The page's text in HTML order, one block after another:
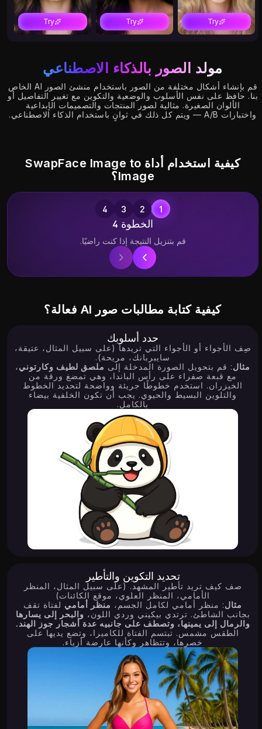
Try
Try
Try
3.89K
Try
5.24K
17.54K
Try
Try
0.94K
Try
11.60K
16.43K
4.46K
مولد الصور بالذكاء الاصطناعي
قم بإنشاء أشكال مختلفة من الصور باستخدام منشئ الصور AI الخاص
بنا. حافظ على نفس الأسلوب والوضعية والتكوين مع تغيير التفاصيل أو
الألوان الصغيرة. مثالية لصور المنتجات والتصميمات الإبداعية
واختبارات A/B — ويتم كل ذلك في ثوانٍ باستخدام الذكاء الاصطناعي.
كيفية استخدام أداة SwapFace Image to
Image؟
الخطوة 4
قم بتنزيل النتيجة إذا كنت راضيًا.
كيفية كتابة مطالبات صور AI فعالة؟
حدد أسلوبك
صِف الأجواء أو الأجواء التي تريدها (على سبيل المثال، عتيقة،
سايبربانك، مريحة).
مثال: قم بتحويل الصورة المدخلة إلى ملصق لطيف وكارتوني،
مع قبعة صفراء على رأس الباندا، وهي تمضغ ورقة من
الخيزران. استخدم خطوطًا جريئة وواضحة لتحديد الخطوط
والتلوين البسيط والحيوي. يجب أن تكون الخلفية بيضاء
بالكامل.
تحديد التكوين والتأطير
صف كيف تريد تأطير المشهد. (على سبيل المثال، المنظر
الأمامي، المنظر العلوي، موقع الكائنات)
مثال: منظر أمامي لكامل الجسم، منظر أمامي لفتاة تقف
بجانب الشاطئ. ترتدي بيكيني وردي اللون، والبحر إلى يسارها
والرمال إلى يمينها، وتصطف على جانبيه عدة أشجار جوز الهند.
الطقس مشمس. تبتسم الفتاة للكاميرا، وتضع يديها على
خصرها، وتتظاهر وكأنها عارضة أزياء.